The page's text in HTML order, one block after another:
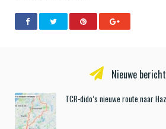
Nieuwe
TCR-dido’s nieuwe route naar